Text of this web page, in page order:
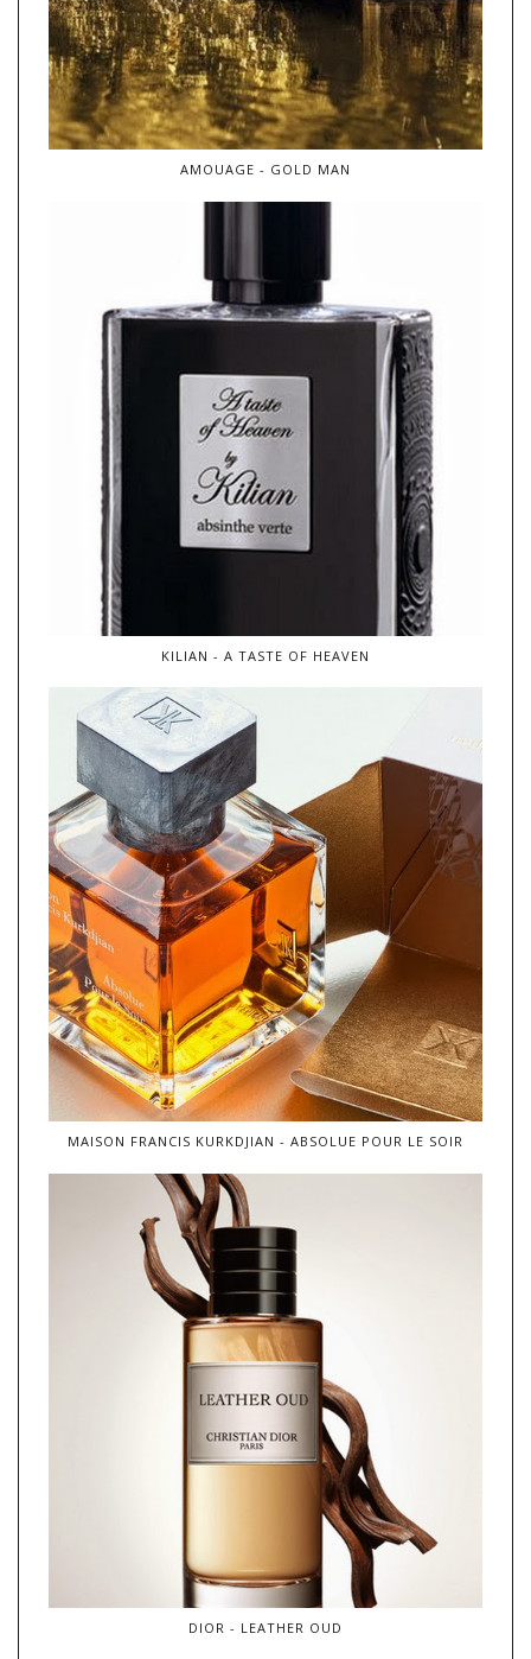
AMOUAGE - GOLD MAN
KILIAN - A TASTE OF HEAVEN
MAISON FRANCIS KURKDJIAN - ABSOLUE POUR LE SOIR
DIOR - LEATHER OUD